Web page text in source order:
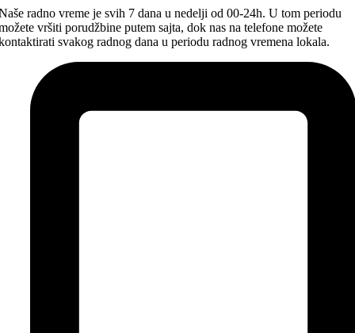
radno vreme je svih 7 dana u nedelji od 00-24h. U tom periodu
vršiti porudžbine putem sajta, dok nas na telefone možete
svakog radnog dana u periodu radnog vremena lokala.